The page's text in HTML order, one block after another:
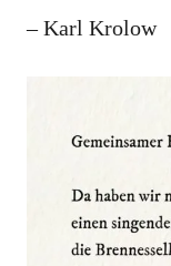
– Karl Krolow